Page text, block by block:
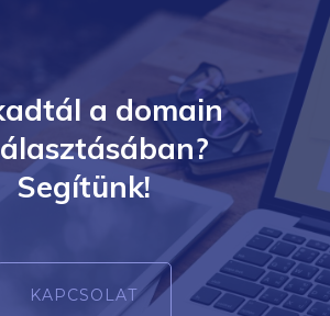
a domain
Segítünk!
KAPCSOLAT